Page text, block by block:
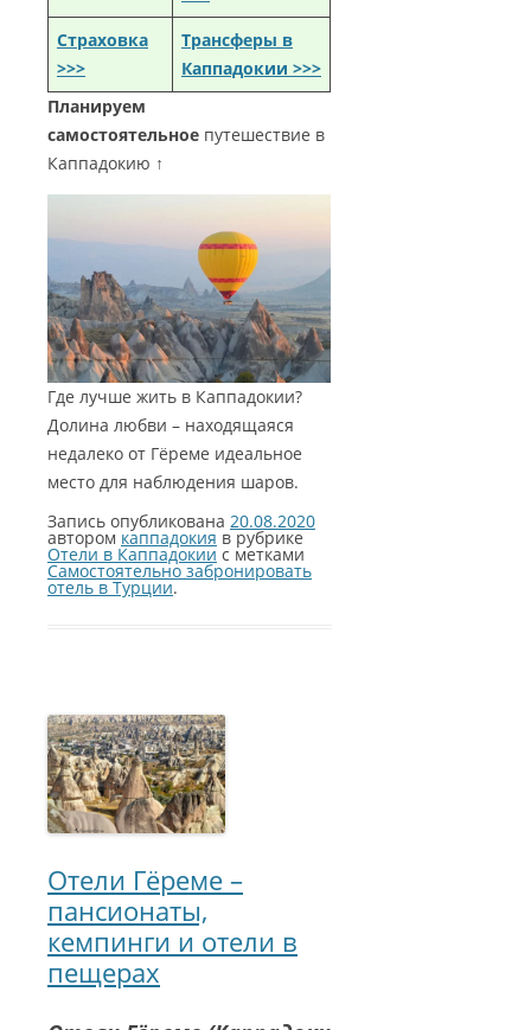
Страховка
>>>
Трансферы в
Каппадокии >>>
Планируем
самостоятельное путешествие в
Каппадокию ↑
Где лучше жить в Каппадокии?
Долина любви – находящаяся
недалеко от Гёреме идеальное
место для наблюдения шаров.
Запись опубликована 20.08.2020
автором каппадокия в рубрике
Отели в Каппадокии с метками
Самостоятельно забронировать
отель в Турции.
Отели Гёреме –
пансионаты,
кемпинги и отели в
пещерах